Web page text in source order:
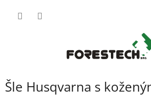
Šle Husqvarna s